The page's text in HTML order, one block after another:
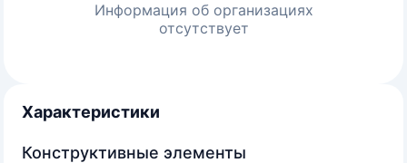
Информация об организациях
отсутствует
Характеристики
Конструктивные элементы